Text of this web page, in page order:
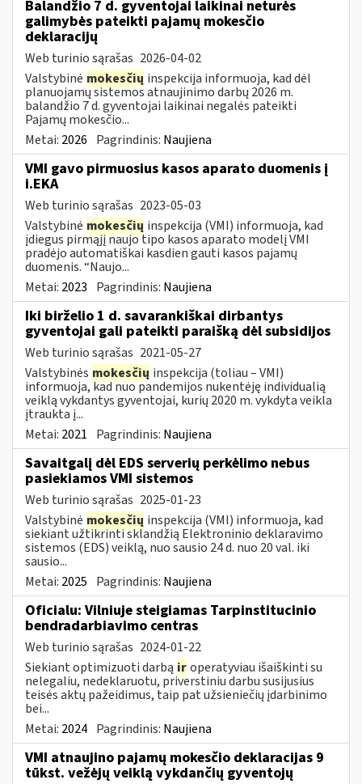
Balandžio 7 d. gyventojai laikinai neturės
galimybės pateikti pajamų mokesčio
deklaracijų
Web turinio sąrašas 2026-04-02
Valstybinė mokesčių inspekcija informuoja, kad dėl
planuojamų sistemos atnaujinimo darbų 2026 m.
balandžio 7 d. gyventojai laikinai negalės pateikti
Pajamų mokesčio...
Metai: 2026 Pagrindinis: Naujiena
VMI gavo pirmuosius kasos aparato duomenis į
i.EKA
Web turinio sąrašas 2023-05-03
Valstybinė mokesčių inspekcija (VMI) informuoja, kad
įdiegus pirmąjį naujo tipo kasos aparato modelį VMI
pradėjo automatiškai kasdien gauti kasos pajamų
duomenis. “Naujo...
Metai: 2023 Pagrindinis: Naujiena
Iki birželio 1 d. savarankiškai dirbantys
gyventojai gali pateikti paraišką dėl subsidijos
Web turinio sąrašas 2021-05-27
Valstybinės mokesčių inspekcija (toliau – VMI)
informuoja, kad nuo pandemijos nukentėję individualią
veiklą vykdantys gyventojai, kurių 2020 m. vykdyta veikla
įtraukta į...
Metai: 2021 Pagrindinis: Naujiena
Savaitgalį dėl EDS serverių perkėlimo nebus
pasiekiamos VMI sistemos
Web turinio sąrašas 2025-01-23
Valstybinė mokesčių inspekcija (VMI) informuoja, kad
siekiant užtikrinti sklandžią Elektroninio deklaravimo
sistemos (EDS) veiklą, nuo sausio 24 d. nuo 20 val. iki
sausio...
Metai: 2025 Pagrindinis: Naujiena
Oficialu: Vilniuje steigiamas Tarpinstitucinio
bendradarbiavimo centras
Web turinio sąrašas 2024-01-22
Siekiant optimizuoti darbą iroperatyviau išaiškinti su
nelegaliu, nedeklaruotu, priverstiniu darbu susijusius
teisės aktų pažeidimus, taip pat užsieniečių įdarbinimo
bei...
Metai: 2024 Pagrindinis: Naujiena
VMI atnaujino pajamų mokesčio deklaracijas 9
tūkst. vežėjų veiklą vykdančių gyventojų